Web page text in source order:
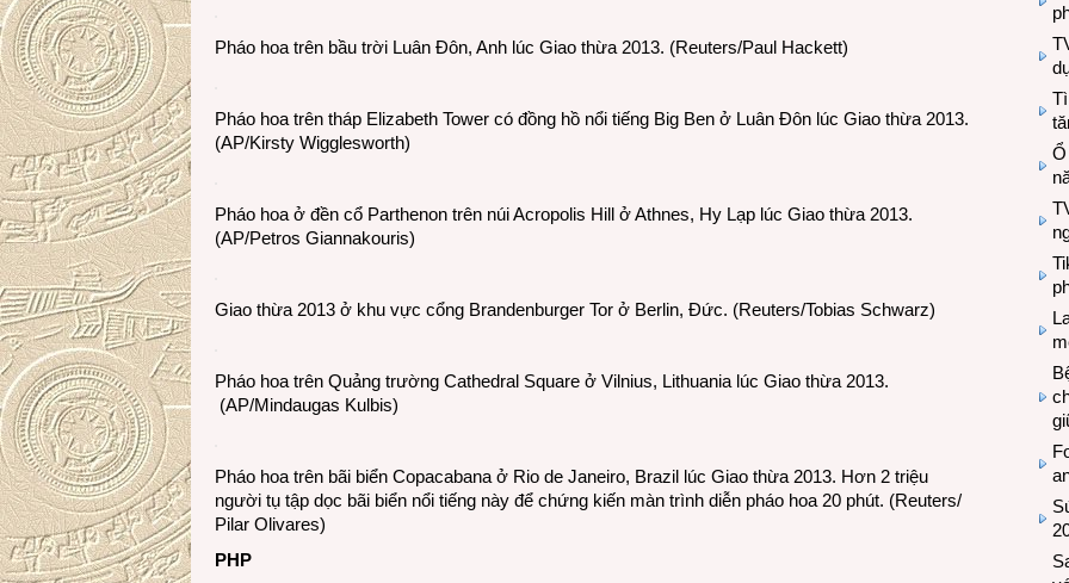
Pháo hoa trên bầu trời Luân Đôn, Anh lúc Giao thừa 2013. (Reuters/Paul Hackett)
Pháo hoa trên tháp Elizabeth Tower có đồng hồ nổi tiếng Big Ben ở Luân Đôn lúc Giao thừa 2013.
(AP/Kirsty Wigglesworth)
Pháo hoa ở đền cổ Parthenon trên núi Acropolis Hill ở Athnes, Hy Lạp lúc Giao thừa 2013.
(AP/Petros Giannakouris)
Giao thừa 2013 ở khu vực cổng Brandenburger Tor ở Berlin, Đức. (Reuters/Tobias Schwarz)
Pháo hoa trên Quảng trường Cathedral Square ở Vilnius, Lithuania lúc Giao thừa 2013.
(AP/Mindaugas Kulbis)
Pháo hoa trên bãi biển Copacabana ở Rio de Janeiro, Brazil lúc Giao thừa 2013. Hơn 2 triệu
người tụ tập dọc bãi biển nổi tiếng này để chứng kiến màn trình diễn pháo hoa 20 phút. (Reuters/
Pilar Olivares)
PHP